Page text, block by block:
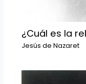
¿Cuál es la
Jesús de Nazaret